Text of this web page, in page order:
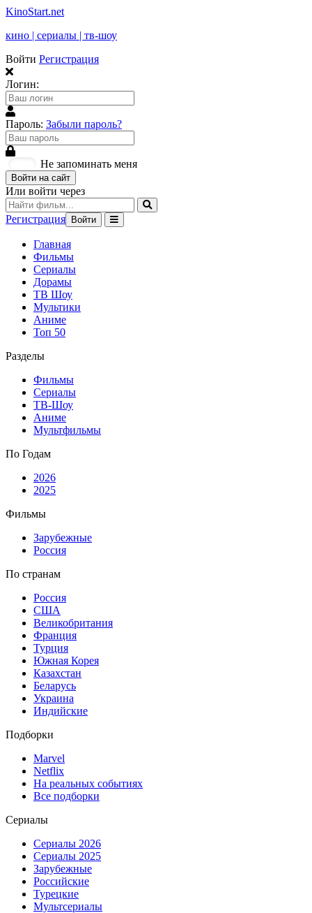
KinoStart.net
кино | сериалы | тв-шоу
Войти Регистрация
Логин:
Пароль: Забыли пароль?
Не запоминать меня
Войти на сайт
Или войти через
Регистрация Войти
Главная
Фильмы
Сериалы
Дорамы
ТВ Шоу
Мультики
Аниме
Топ 50
Разделы
Фильмы
Сериалы
ТВ-Шоу
Аниме
Мультфильмы
По Годам
2026
2025
Фильмы
Зарубежные
Россия
По странам
Россия
США
Великобритания
Франция
Турция
Южная Корея
Казахстан
Беларусь
Украина
Индийские
Подборки
Marvel
Netflix
На реальных событиях
Все подборки
Сериалы
Сериалы 2026
Сериалы 2025
Зарубежные
Российские
Турецкие
Мультсериалы